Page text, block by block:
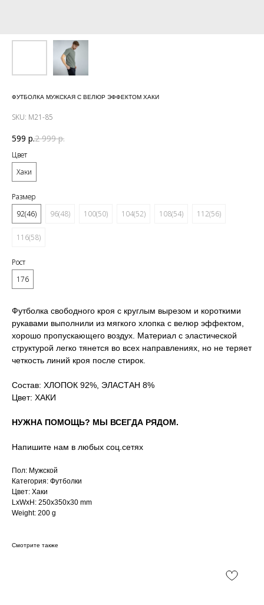
ФУТБОЛКА МУЖСКАЯ С ВЕЛЮР ЭФФЕКТОМ ХАКИ
SKU: М21-85
599 р.2 999 р.
Цвет
Хаки
Размер
92(46)
96(48) 100(50) 104(52) 108(54) 112(56)
116(58)
Рост
176
Футболка свободного кроя с круглым вырезом и короткими
рукавами выполнили из мягкого хлопка с велюр эффектом,
хорошо пропускающего воздух. Материал с эластической
структурой легко тянется во всех направлениях, но не теряет
четкость линий кроя после стирок.
Состав: ХЛОПОК 92%, ЭЛАСТАН 8%
Цвет: ХАКИ
НУЖНА ПОМОЩЬ? МЫ ВСЕГДА РЯДОМ.
Напишите нам в любых соц.сетях
Пол: Мужской
Категория: Футболки
Цвет: Хаки
LxWxH: 250x350x30 mm
Weight: 200 g
Смотрите также